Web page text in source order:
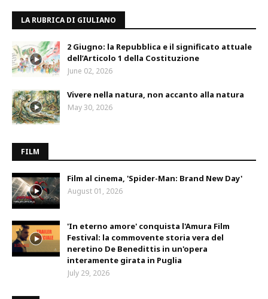
LA RUBRICA DI GIULIANO
2 Giugno: la Repubblica e il significato attuale
dell’Articolo 1 della Costituzione
June 02, 2026
Vivere nella natura, non accanto alla natura
May 30, 2026
FILM
Film al cinema, 'Spider-Man: Brand New Day'
August 01, 2026
'In eterno amore' conquista l'Amura Film
Festival: la commovente storia vera del
neretino De Benedittis in un'opera
interamente girata in Puglia
July 29, 2026